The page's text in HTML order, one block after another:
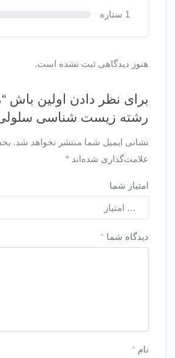
1 ستاره
هنوز دیدگاهی ثبت نشده است.
برای نظر دادن اولین باش
رشته زیست شناسی سلولی
نشانی ایمیل شما منتشر نخواهد شد.
علامت‌گذاری شده‌اند *
امتیاز شما
… امتیاز
دیدگاه شما *
نام *